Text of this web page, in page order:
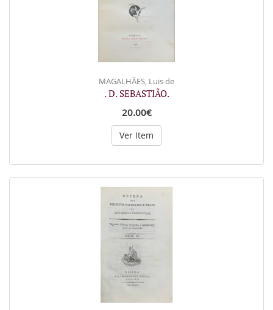
MAGALHÃES, Luis de
. D. SEBASTIÃO.
20.00€
Ver Item